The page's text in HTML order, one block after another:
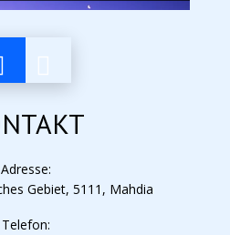
Adresse:
Gebiet, 5111, Mahdia
Telefon: